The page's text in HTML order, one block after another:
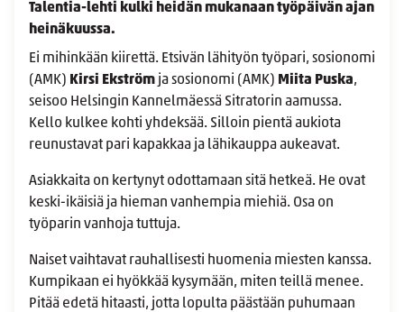
Talentia-lehti kulki heidän mukanaan työpäivän ajan
heinäkuussa.
Ei mihinkään kiirettä. Etsivän lähityön työpari, sosionomi
(AMK) Kirsi Ekström ja sosionomi (AMK) Miita Puska,
seisoo Helsingin Kannelmäessä Sitratorin aamussa.
Kello kulkee kohti yhdeksää. Silloin pientä aukiota
reunustavat pari kapakkaa ja lähikauppa aukeavat.
Asiakkaita on kertynyt odottamaan sitä hetkeä. He ovat
keski-ikäisiä ja hieman vanhempia miehiä. Osa on
työparin vanhoja tuttuja.
Naiset vaihtavat rauhallisesti huomenia miesten kanssa.
Kumpikaan ei hyökkää kysymään, miten teillä menee.
Pitää edetä hitaasti, jotta lopulta päästään puhumaan